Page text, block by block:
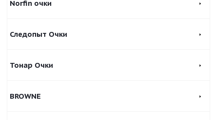
Norfin очки
Следопыт Очки
Тонар Очки
BROWNE